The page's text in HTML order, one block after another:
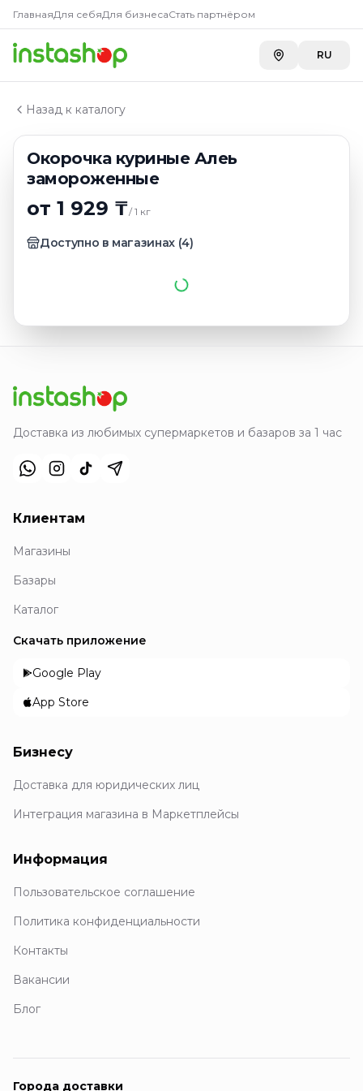
ГлавнаяДля себяДля бизнесаСтать партнёром
RU
Назад к каталогу
Окорочка куриные Алеь
замороженные
от 1 929 ₸/1 кг
Доступно в магазинах (4)
Главная
Каталог
Окорочка
Окорочка куриные Алеь замороженные
КупитьОкорочка куриные
Доставка из любимых супермаркетов и базаров за 1 час
Клиентам
Магазины
Базары
Каталог
Скачать приложение
Google Play
App Store
Бизнесу
Доставка для юридических лиц
Интеграция магазина в Маркетплейсы
Информация
Пользовательское соглашение
Политика конфиденциальности
Контакты
Вакансии
Блог
Города доставки